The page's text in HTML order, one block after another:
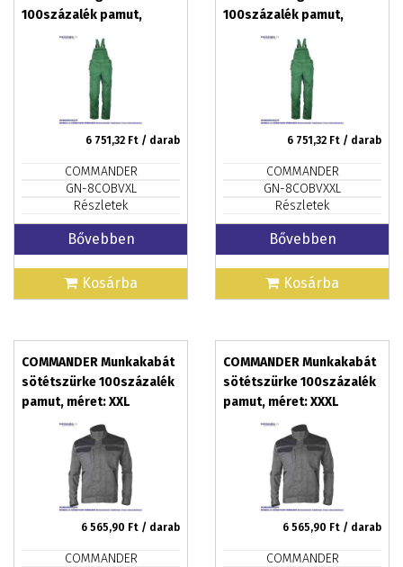
100százalék pamut,
méret: XL
6 751,32 Ft / darab
COMMANDER
GN-8COBVXL
Részletek
Bővebben
Kosárba
100százalék pamut,
méret: XXL
6 751,32 Ft / darab
COMMANDER
GN-8COBVXXL
Részletek
Bővebben
Kosárba
COMMANDER Munkakabát
sötétszürke 100százalék
pamut, méret: XXL
6 565,90 Ft / darab
COMMANDER
COMMANDER Munkakabát
sötétszürke 100százalék
pamut, méret: XXXL
6 565,90 Ft / darab
COMMANDER